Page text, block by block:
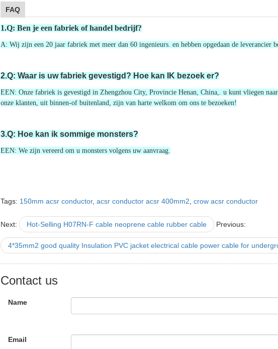
FAQ
1.Q: Ben je een fabriek of handel bedrijf?
A: Wij zijn een 20 jaar fabriek met meer dan 60 ingenieurs. en hebben opgedaan de leverancier
2.Q: Waar is uw fabriek gevestigd? Hoe kan IK bezoek er?
EEN: Onze fabriek is gevestigd in Zhengzhou City, Provincie Henan, China,. u kunt vliegen
onze klanten, uit binnen-of buitenland, zijn van harte welkom om ons te bezoeken!
3.Q: Hoe kan ik sommige monsters?
EEN: We zijn vereerd om u monsters volgens uw aanvraag.
Tags: 150mm acsr conductor, acsr conductor acsr 400mm2 crow acsr conductor
Next: Hot-Selling H07RN-F cable neoprene cable rubber cable Previous:
4*35mm2 good quality Insulation PVC jacket electrical cable power cable for
Contact us
Name
Email